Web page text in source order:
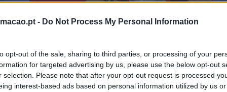
- Do Not Process My Personal Information
opt-out of the sale, sharing to third parties, or processing of your
for targeted advertising by us, please use the below opt-out
selection. Please note that after your opt-out request is processed
interest-based ads based on personal information utilized by us